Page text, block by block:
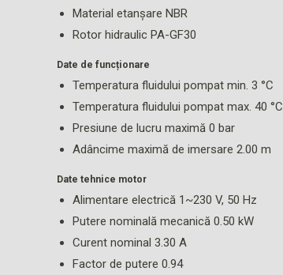
Material etanșare NBR
Rotor hidraulic PA-GF30
Date de funcționare
Temperatura fluidului pompat min. 3 °C
Temperatura fluidului pompat max. 40 °C
Presiune de lucru maximă 0 bar
Adâncime maximă de imersare 2.00 m
Date tehnice motor
Alimentare electrică 1~230 V, 50 Hz
Putere nominală mecanică 0.50 kW
Curent nominal 3.30 A
Factor de putere 0.94